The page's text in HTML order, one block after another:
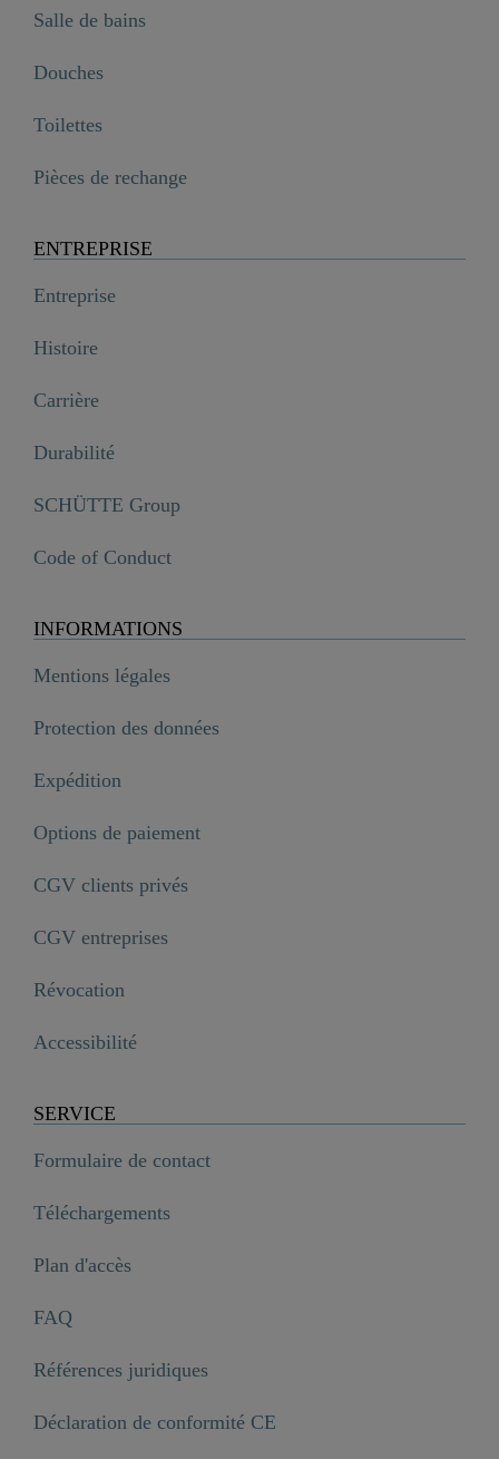
Salle de bains
Douches
Toilettes
Pièces de rechange
ENTREPRISE
Entreprise
Histoire
Carrière
Durabilité
SCHÜTTE Group
Code of Conduct
INFORMATIONS
Mentions légales
Protection des données
Expédition
Options de paiement
CGV clients privés
CGV entreprises
Révocation
Accessibilité
SERVICE
Formulaire de contact
Téléchargements
Plan d'accès
FAQ
Références juridiques
Déclaration de conformité CE